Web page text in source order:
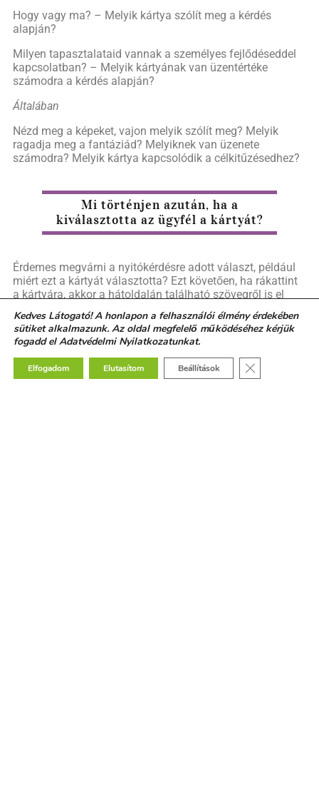
Hogy vagy ma? – Melyik kártya szólít meg a kérdés
alapján?
Milyen tapasztalataid vannak a személyes fejlődéseddel
kapcsolatban? – Melyik kártyának van üzentértéke
számodra a kérdés alapján?
Általában
Nézd meg a képeket, vajon melyik szólít meg? Melyik
ragadja meg a fantáziád? Melyiknek van üzenete
számodra? Melyik kártya kapcsolódik a célkitűzésedhez?
Mi történjen azután, ha a
kiválasztotta az ügyfél a kártyát?
Érdemes megvárni a nyitókérdésre adott választ, például
miért ezt a kártyát választotta? Ezt követően, ha rákattint
a kártyára, akkor a hátoldalán található szövegről is el
tudja mondani, hogy mit üzen számára, hogyan szólítja
meg. Kérjük, hogy az ügyfél kapcsolja össze a témáját
azzal, amit felszínre hozott benne a kártya: Hogyan
kapcsolódik a témádhoz, amit láttál/olvastál/elmondtál?
vagy Hogyan hasznos neked mindaz, amit az imént
megfogalmaztál? Mire inspirál, amit az imént elmondtál?
Kedves Látogató! A honlapon a felhasználói élmény érdekében
sütiket alkalmazunk. Az oldal megfelelő működéséhez kérjük
fogadd el Adatvédelmi Nyilatkozatunkat.
Elfogadom Elutasítom Beállítások Close GDPR